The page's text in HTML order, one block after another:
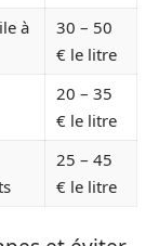
à
30 – 50
€ le litre
20 – 35
€ le litre
25 – 45
€ le litre